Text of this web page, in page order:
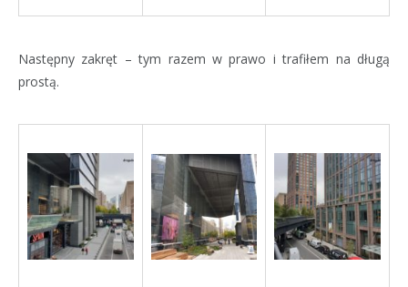
Następny zakręt – tym razem w prawo i trafiłem na długą
prostą.